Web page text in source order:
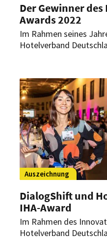
Der Gewinner
Awards 2022
Im Rahmen seines
Hotelverband
Management Tool für
vier weitere Finalisten
Auszeichnung
DialogShift und
IHA-Award
Im Rahmen des
Hotelverband